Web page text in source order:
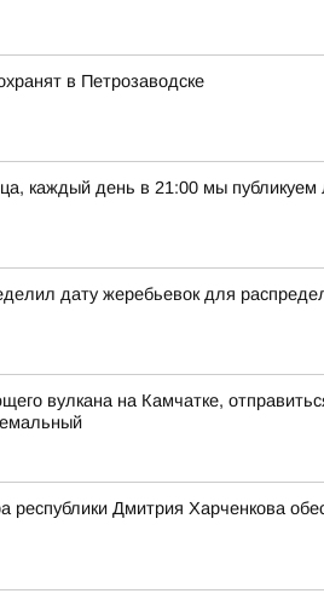
в Петрозаводске
каждый день в 21:00 мы
дату жеребьевок для
вулкана на Камчатке,
республики Дмитрия Харченкова